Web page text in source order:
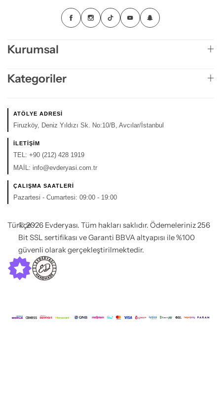
Kurumsal
Kategoriler
ATÖLYE ADRESI
Firuzköy, Deniz Yıldızı Sk. No:10/B, Avcılar/İstanbul
İLETIŞIM
TEL: +90 (212) 428 1919
MAİL: info@evderyasi.com.tr
ÇALIŞMA SAATLERI
Pazartesi - Cumartesi: 09:00 - 19:00
Türkçe© 2026 Evderyası. Tüm hakları saklıdır. Ödemeleriniz 256
Bit SSL sertifikası ve Garanti BBVA altyapısı ile %100
güvenli olarak gerçekleştirilmektedir.